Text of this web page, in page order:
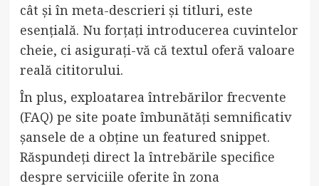
cât și în meta-descrieri și titluri, este
esențială. Nu forțați introducerea cuvintelor
cheie, ci asigurați-vă că textul oferă valoare
reală cititorului.
În plus, exploatarea întrebărilor frecvente
(FAQ) pe site poate îmbunătăți semnificativ
șansele de a obține un featured snippet.
Răspundeți direct la întrebările specifice
despre serviciile oferite în zona